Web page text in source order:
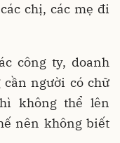
chị, các mẹ đi
công ty, doanh
người có chữ
không thể lên
nên không biết